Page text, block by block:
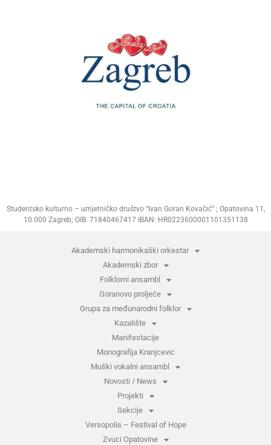
Studentsko kulturno – umjetničko društvo “Ivan Goran Kovačić” ; Opatovina 11,
10 000 Zagreb; OIB: 71840467417 IBAN: HR0223600001101351138
Akademski harmonikaški orkestar
Akademski zbor
Folklorni ansambl
Goranovo proljeće
Grupa za međunarodni folklor
Kazalište
Manifestacije
Monografija Kranjcevic
Muški vokalni ansambl
Novosti / News
Projekti
Sekcije
Versopolis – Festival of Hope
Zvuci Opatovine